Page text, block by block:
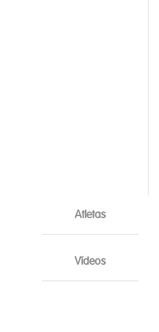
Atletas
Vídeos